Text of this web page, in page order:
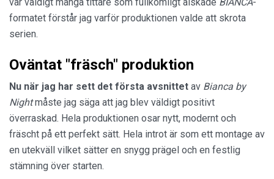
formatet förstår jag varför produktionen valde att skrota
serien.
Oväntat "fräsch" produktion
Nu när jag har sett det första avsnittet av Bianca by
Nightmåste jag säga att jag blev väldigt positivt
överraskad. Hela produktionen osar nytt, modernt och
fräscht på ett perfekt sätt. Hela introt är som ett montage av
en utekväll vilket sätter en snygg prägel och en festlig
stämning över starten.